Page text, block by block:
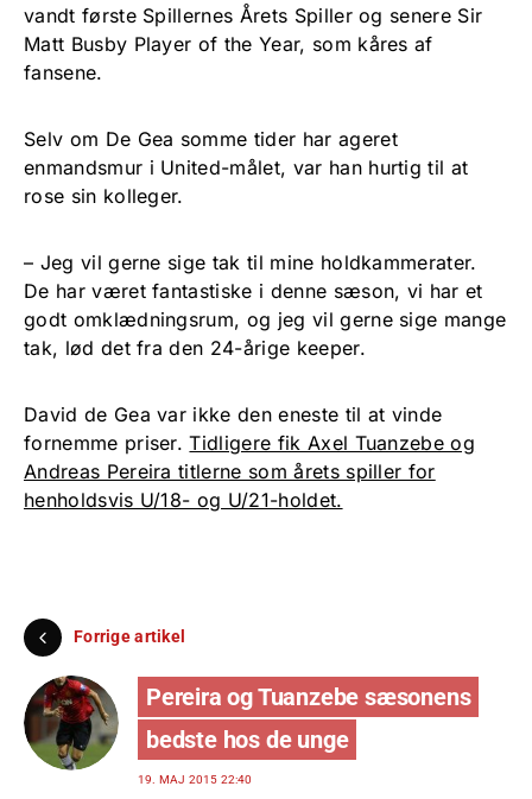
vandt første Spillernes Årets Spiller og senere Sir
Matt Busby Player of the Year, som kåres af
fansene.
Selv om De Gea somme tider har ageret
enmandsmur i United-målet, var han hurtig til at
rose sin kolleger.
– Jeg vil gerne sige tak til mine holdkammerater.
De har været fantastiske i denne sæson, vi har et
godt omklædningsrum, og jeg vil gerne sige mange
tak, lød det fra den 24-årige keeper.
David de Gea var ikke den eneste til at vinde
fornemme priser.Tidligere fik Axel Tuanzebe og
Andreas Pereira titlerne som årets spiller for
henholdsvis U/18- og U/21-holdet.
Forrige artikel
Pereira og Tuanzebe sæsonens
bedste hos de unge
19. MAJ 2015 22:40